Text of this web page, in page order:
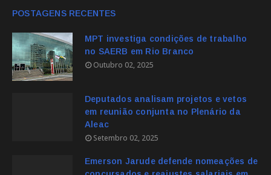
POSTAGENS RECENTES
MPT investiga condições de trabalho
no SAERB em Rio Branco
Outubro 02, 2025
Deputados analisam projetos e vetos
em reunião conjunta no Plenário da
Aleac
Setembro 02, 2025
Emerson Jarude defende nomeações de